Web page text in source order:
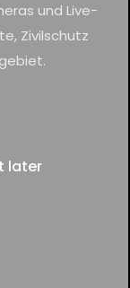
und Live-
Zivilschutz
later